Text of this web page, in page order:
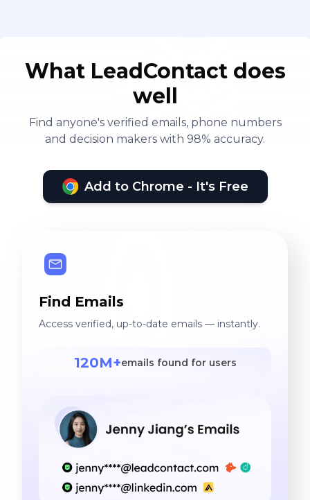
o sucesso das campanhas
Relacionamento com
clientes e parceiros:
Negociação de contratos e
parcerias comerciais para
garantir a satisfação e
What LeadContact does
well
Find anyone's verified emails, phone numbers
and decision makers with 98% accuracy.
Add to Chrome - It's Free
Find Emails
Access verified, up-to-date emails — instantly.
120M+emails found for users